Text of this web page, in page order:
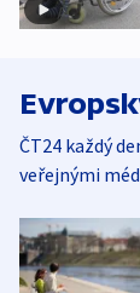
ČT24 každý
veřejnými